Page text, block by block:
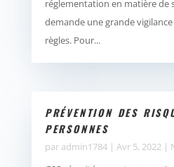
réglementation en matière de
demande une grande
règles. Pour...
PRÉVENTION DES
PERSONNES
par admin1784| Avr 5, 2022|